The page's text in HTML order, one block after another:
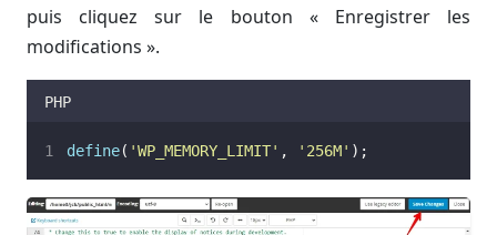
puis cliquez sur le bouton « Enregistrer les
modifications ».
PHP
define( 'WP_MEMORY_LIMIT' , ' 256M' );